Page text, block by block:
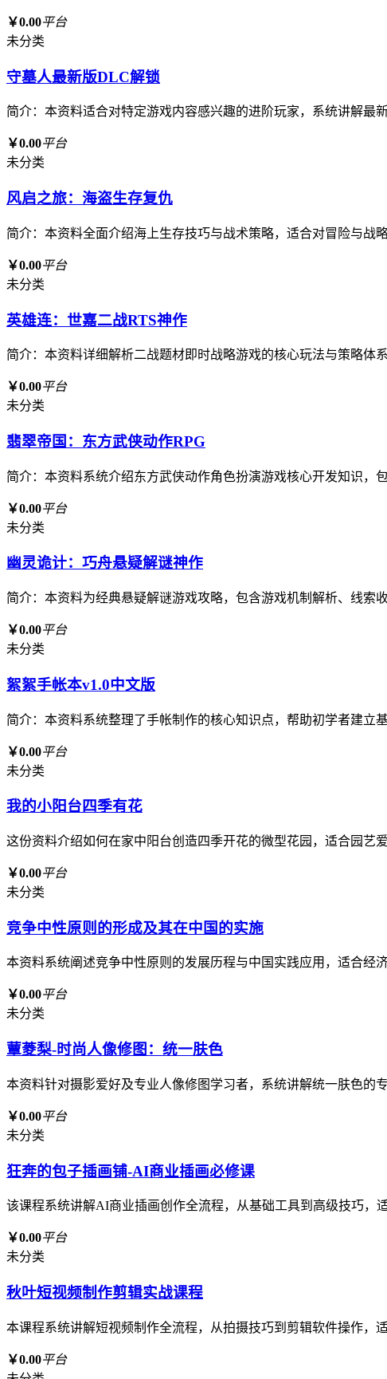
￥0.00平台
未分类
守墓人最新版DLC解锁
简介：本资料适合对特定游戏内容感兴趣的进阶玩家，系统讲解
￥0.00平台
未分类
风启之旅：海盗生存复仇
简介：本资料全面介绍海上生存技巧与战术策略，适合对冒险与
￥0.00平台
未分类
英雄连：世嘉二战RTS神作
简介：本资料详细解析二战题材即时战略游戏的核心玩法与策略
￥0.00平台
未分类
翡翠帝国：东方武侠动作RPG
简介：本资料系统介绍东方武侠动作角色扮演游戏核心开发知识
￥0.00平台
未分类
幽灵诡计：巧舟悬疑解谜神作
简介：本资料为经典悬疑解谜游戏攻略，包含游戏机制解析、线
￥0.00平台
未分类
絮絮手帐本v1.0中文版
简介：本资料系统整理了手帐制作的核心知识点，帮助初学者建
￥0.00平台
未分类
我的小阳台四季有花
这份资料介绍如何在家中阳台创造四季开花的微型花园，适合园艺
￥0.00平台
未分类
竞争中性原则的形成及其在中国的实施
本资料系统阐述竞争中性原则的发展历程与中国实践应用，适合经
￥0.00平台
未分类
蕈菱梨-时尚人像修图：统一肤色
本资料针对摄影爱好及专业人像修图学习者，系统讲解统一肤色的
￥0.00平台
未分类
狂奔的包子插画铺-AI商业插画必修课
该课程系统讲解AI商业插画创作全流程，从基础工具到高级技巧
￥0.00平台
未分类
秋叶短视频制作剪辑实战课程
本课程系统讲解短视频制作全流程，从拍摄技巧到剪辑软件操作，
￥0.00平台